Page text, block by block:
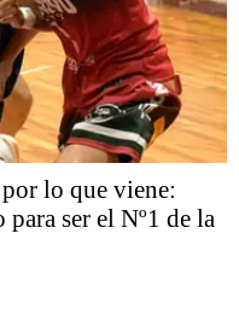
lo que viene:
ser el Nº1 de la